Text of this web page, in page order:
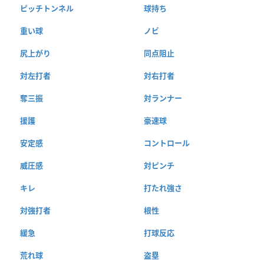
ピッチトンネル 球持ち
重い球 ノビ
尻上がり 同点阻止
対左打者 対右打者
奪三振 対ランナー
援護 豪速球
安定感 コントロール
威圧感 対ピンチ
キレ 打たれ強さ
対強打者 根性
緩急 打球反応
荒れ球 盗塁